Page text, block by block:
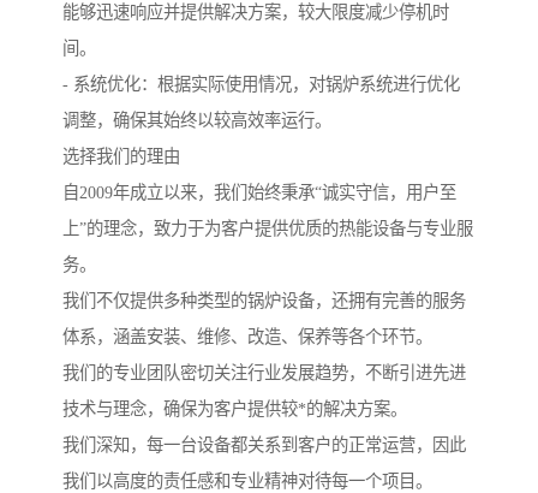
能够迅速响应并提供解决方案，较大限度减少停机时
间。
- 系统优化：根据实际使用情况，对锅炉系统进行优化
调整，确保其始终以较高效率运行。
选择我们的理由
自2009年成立以来，我们始终秉承“诚实守信，用户至
上”的理念，致力于为客户提供优质的热能设备与专业服
务。
我们不仅提供多种类型的锅炉设备，还拥有完善的服务
体系，涵盖安装、维修、改造、保养等各个环节。
我们的专业团队密切关注行业发展趋势，不断引进先进
技术与理念，确保为客户提供较*的解决方案。
我们深知，每一台设备都关系到客户的正常运营，因此
我们以高度的责任感和专业精神对待每一个项目。